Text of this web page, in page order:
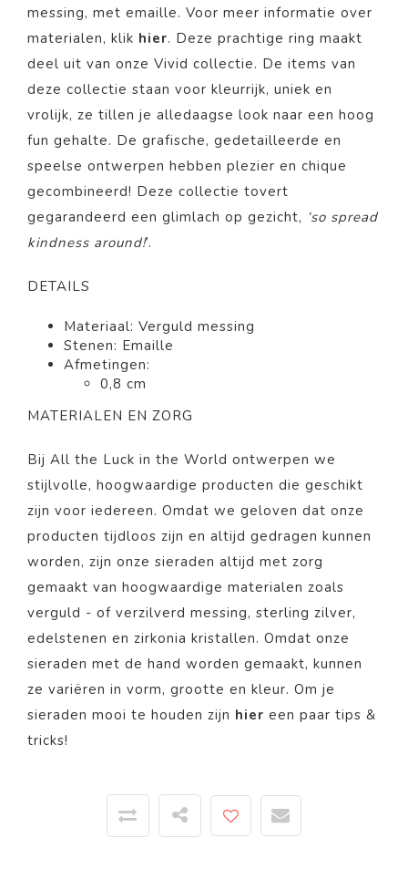
messing, met emaille. Voor meer informatie over
materialen, klik hier. Deze prachtige ring maakt
deel uit van onze Vivid collectie. De items van
deze collectie staan voor kleurrijk, uniek en
vrolijk, ze tillen je alledaagse look naar een hoog
fun gehalte. De grafische, gedetailleerde en
speelse ontwerpen hebben plezier en chique
gecombineerd! Deze collectie tovert
gegarandeerd een glimlach op gezicht, ‘so spread
kindness around!’.
DETAILS
Materiaal: Verguld messing
Stenen: Emaille
Afmetingen:
0,8 cm
MATERIALEN EN ZORG
Bij All the Luck in the World ontwerpen we
stijlvolle, hoogwaardige producten die geschikt
zijn voor iedereen. Omdat we geloven dat onze
producten tijdloos zijn en altijd gedragen kunnen
worden, zijn onze sieraden altijd met zorg
gemaakt van hoogwaardige materialen zoals
verguld - of verzilverd messing, sterling zilver,
edelstenen en zirkonia kristallen. Omdat onze
sieraden met de hand worden gemaakt, kunnen
ze variëren in vorm, grootte en kleur. Om je
sieraden mooi te houden zijn hier een paar tips &
tricks!